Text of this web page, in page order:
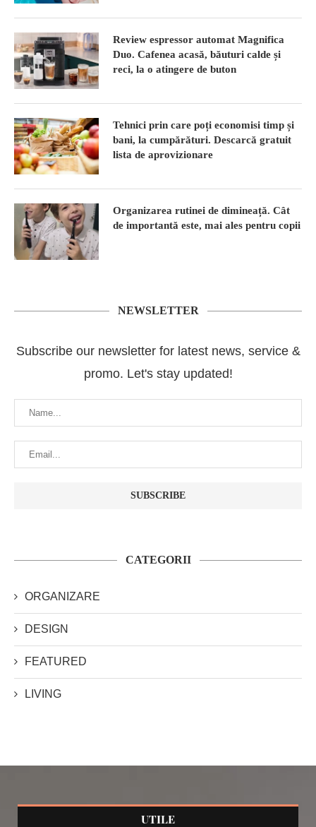
Review espressor automat Magnifica
Duo. Cafenea acasă, băuturi calde și
reci, la o atingere de buton
Tehnici prin care poți economisi timp și
bani, la cumpărături. Descarcă gratuit
lista de aprovizionare
Organizarea rutinei de dimineață. Cât
de importantă este, mai ales pentru copii
NEWSLETTER
Subscribe our newsletter for latest news, service &
promo. Let's stay updated!
CATEGORII
ORGANIZARE
DESIGN
FEATURED
LIVING
UTILE